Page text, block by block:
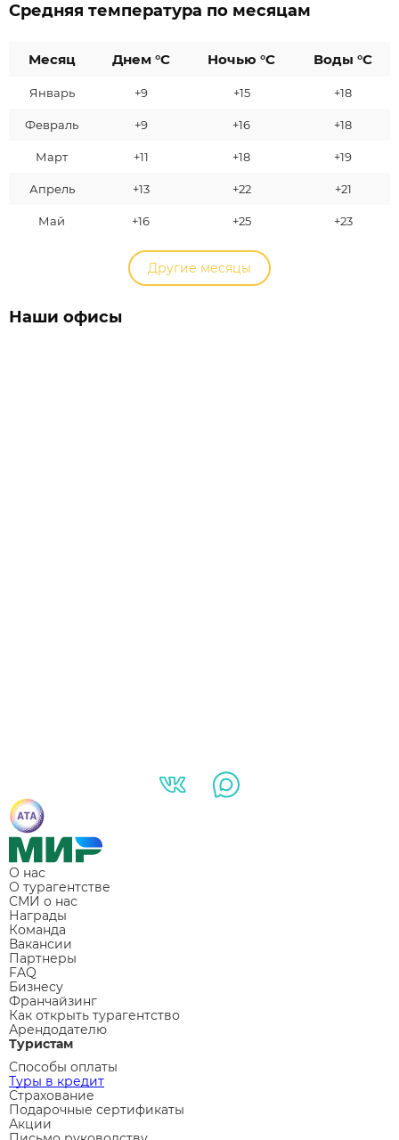
Средняя температура по месяцам
Месяц Днем °C Ночью °C Воды °C
Январь +9 +15 +18
Февраль +9 +16 +18
Март +11 +18 +19
Апрель +13 +22 +21
Май +16 +25 +23
Другие месяцы
Наши офисы
О нас
О турагентстве
СМИ о нас
Награды
Команда
Вакансии
Партнеры
FAQ
Бизнесу
Франчайзинг
Как открыть турагентство
Арендодателю
Туристам
Способы оплаты
Туры в кредит
Страхование
Подарочные сертификаты
Акции